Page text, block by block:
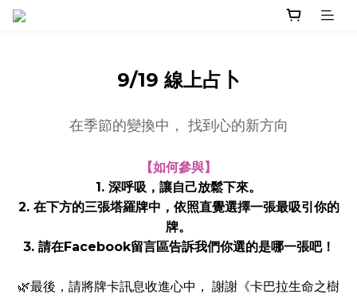
9/19 線上占卜
在季節的變換中， 找到心的新方向
【如何參與】
1. 深呼吸，讓自己放鬆下來。
2. 在下方的三張塔羅牌中，依照直覺選擇一張最吸引你的
牌。
3. 請在Facebook留言區告訴我們你選的是哪一張吧！
🌿最後，請將牌卡訊息收進心中， 謝謝《卡巴拉生命之樹